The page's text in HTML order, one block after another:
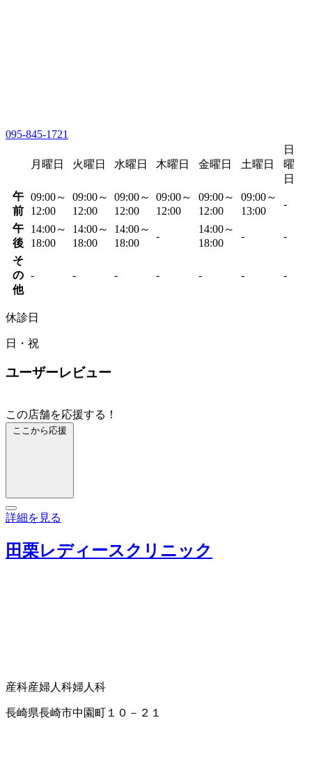
095-845-1721
月曜日 火曜日 水曜日 木曜日 金曜日 土曜日
日
曜
日
午
前
09:00～
12:00
09:00～
12:00
09:00～
12:00
09:00～
12:00
09:00～
12:00
09:00～
13:00
-
午
後
14:00～
18:00
14:00～
18:00
14:00～
18:00
-
14:00～
18:00
- -
そ
の
他
- - - - - - -
休診日
日・祝
ユーザーレビュー
この店舗を応援する！
ここから応援
詳細を見る
田栗レディースクリニック
産科産婦人科婦人科
長崎県長崎市中園町１０－２１